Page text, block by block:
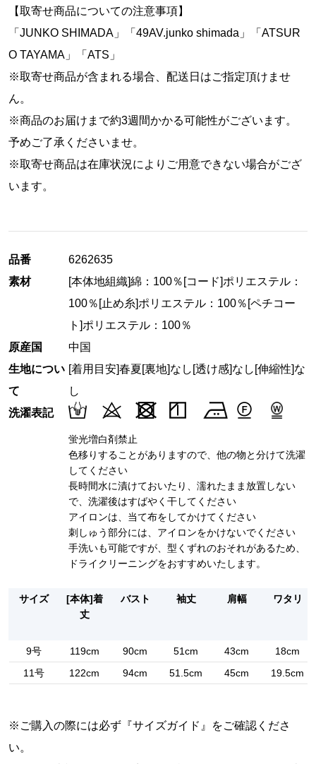
【取寄せ商品についての注意事項】
「JUNKO SHIMADA」「49AV.junko shimada」「ATSUR
O TAYAMA」「ATS」
※取寄せ商品が含まれる場合、配送日はご指定頂けませ
ん。
※商品のお届けまで約3週間かかる可能性がございます。
予めご了承くださいませ。
※取寄せ商品は在庫状況によりご用意できない場合がござ
います。
品番
6262635
素材
[本体地組織]綿：100％[コード]ポリエステル：
100％[止め糸]ポリエステル：100％[ペチコー
ト]ポリエステル：100％
原産国
中国
生地につい
て
[着用目安]春夏[裏地]なし [透け感]なし [伸縮性]な
し
洗濯表記
蛍光増白剤禁止
色移りすることがありますので、他の物と分けて洗濯
してください
長時間水に漬けておいたり、濡れたまま放置しない
で、洗濯後はすばやく干してください
アイロンは、当て布をしてかけてください
刺しゅう部分には、アイロンをかけないでください
手洗いも可能ですが、型くずれのおそれがあるため、
ドライクリーニングをおすすめいたします。
サイズ
[本体]着
丈
バスト 袖丈 肩幅 ワタリ
9号 119cm 90cm 51cm 43cm
18cm
11号
122cm 94cm 51.5cm 45cm 19.5cm
※ご購入の際には必ず『サイズガイド 』をご確認くださ
い。